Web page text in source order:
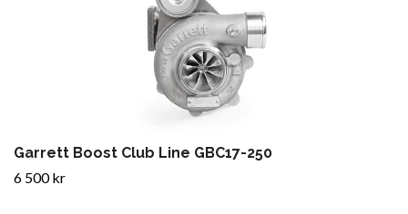
Garrett Boost Club Line GBC17-250
6 500 kr